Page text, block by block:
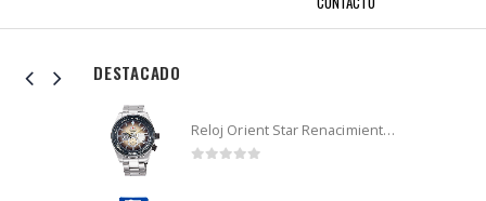
DESTACADO
Reloj Orient Star Renacimiento mecánico - Retro Future Guitar - RA-AR0303G